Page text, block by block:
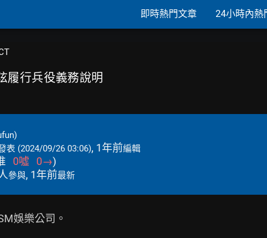
即時熱門文章 24小時內熱
履行兵役義務說明
表 (2024/09/26 03:06), 1年前編輯
0噓 0→)
參與, 1年前最新
娛樂公司。